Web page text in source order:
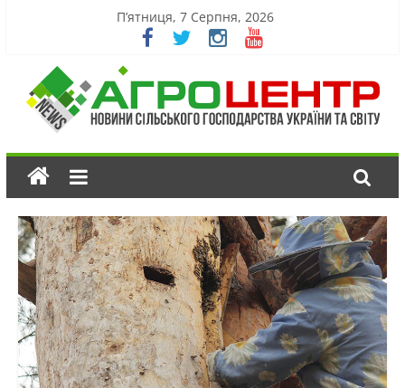
П’ятниця, 7 Серпня, 2026